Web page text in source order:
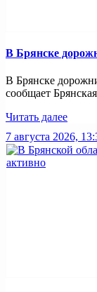
В Брянске
В Брянске
сообщает
Читать далее
7 августа 2026,